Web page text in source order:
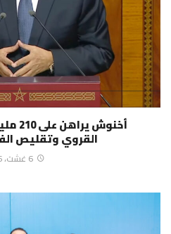
القروي وتقليص
6 غشت، 2026